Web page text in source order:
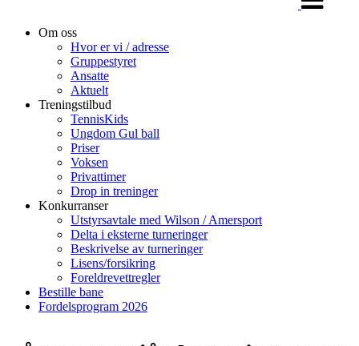
Om oss
Hvor er vi / adresse
Gruppestyret
Ansatte
Aktuelt
Treningstilbud
TennisKids
Ungdom Gul ball
Priser
Voksen
Privattimer
Drop in treninger
Konkurranser
Utstyrsavtale med Wilson / Amersport
Delta i eksterne turneringer
Beskrivelse av turneringer
Lisens/forsikring
Foreldrevettregler
Bestille bane
Fordelsprogram 2026